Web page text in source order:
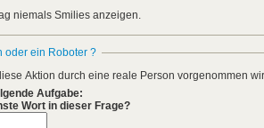
niemals Smilies anzeigen.
oder ein Roboter ?
Aktion durch eine reale Person vorgenommen
Aufgabe:
Wort in dieser Frage?